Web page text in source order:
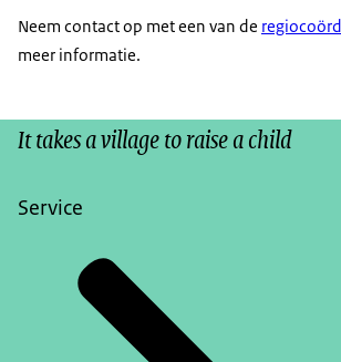
Neem contact op met een van de regiocoörd
meer informatie.
It takes a village to raise a child
Service